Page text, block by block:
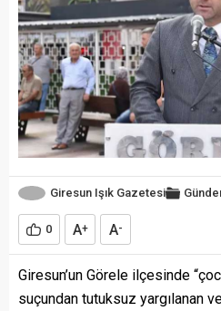
Giresun Işık Gazetesi
0 A+ A-
Giresun’un Görele ilçesinde
suçundan tutuksuz yargılanan